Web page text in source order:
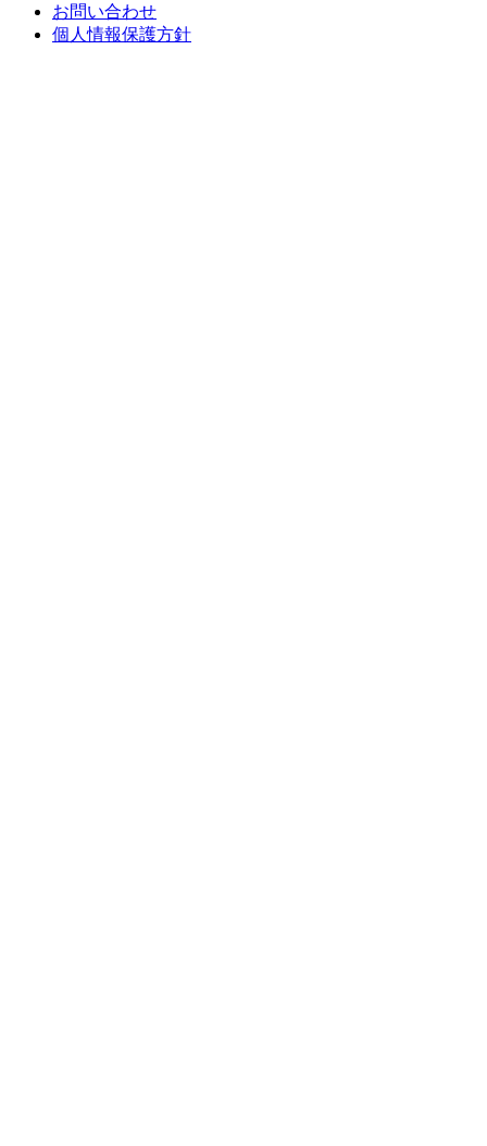
お問い合わせ
個人情報保護方針